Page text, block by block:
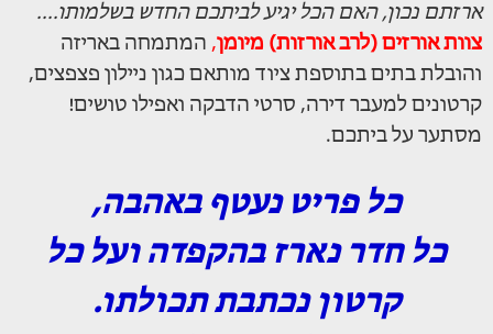
ארזתם נכון, האם הכל יגיע לביתכם החדש בשלמותו....
צוות אורזים (לרב אורזות) מיומן, המתמחה באריזה
והובלת בתים בתוספת ציוד מותאם כגון ניילון פצפצים,
קרטונים למעבר דירה, סרטי הדבקה ואפילו טושים!
מסתער על ביתכם.
כל פריט נעטף באהבה,
כל חדר נארז בהקפדה ועל כל
קרטון נכתבת תכולתו.